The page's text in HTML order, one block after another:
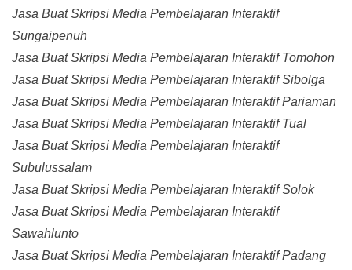
Jasa Buat Skripsi Media Pembelajaran Interaktif
Sungaipenuh
Jasa Buat Skripsi Media Pembelajaran Interaktif Tomohon
Jasa Buat Skripsi Media Pembelajaran Interaktif Sibolga
Jasa Buat Skripsi Media Pembelajaran Interaktif Pariaman
Jasa Buat Skripsi Media Pembelajaran Interaktif Tual
Jasa Buat Skripsi Media Pembelajaran Interaktif
Subulussalam
Jasa Buat Skripsi Media Pembelajaran Interaktif Solok
Jasa Buat Skripsi Media Pembelajaran Interaktif
Sawahlunto
Jasa Buat Skripsi Media Pembelajaran Interaktif Padang